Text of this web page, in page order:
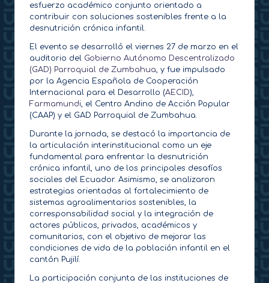
esfuerzo académico conjunto orientado a
contribuir con soluciones sostenibles frente a la
desnutrición crónica infantil.
El evento se desarrolló el viernes 27 de marzo en el
auditorio del Gobierno Autónomo Descentralizado
(GAD) Parroquial de Zumbahua , y fue impulsado
por la Agencia Española de Cooperación
Internacional para el Desarrollo (AECID),
Farmamundi , el Centro Andino de Acción Popular
(CAAP) y el GAD Parroquial de Zumbahua.
Durante la jornada, se destacó la importancia de
la articulación interinstitucional como un eje
fundamental para enfrentar la desnutrición
crónica infantil, uno de los principales desafíos
sociales del Ecuador. Asimismo, se analizaron
estrategias orientadas al fortalecimiento de
sistemas agroalimentarios sostenibles, la
corresponsabilidad social y la integración de
actores públicos, privados, académicos y
comunitarios, con el objetivo de mejorar las
condiciones de vida de la población infantil en el
cantón Pujilí.
La participación conjunta de las instituciones de